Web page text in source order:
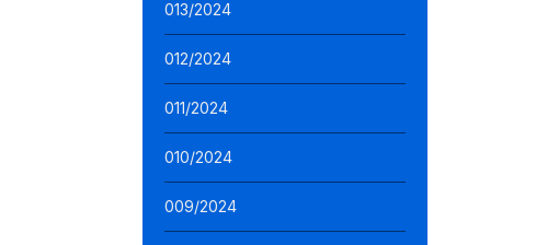
013/2024
012/2024
011/2024
010/2024
009/2024